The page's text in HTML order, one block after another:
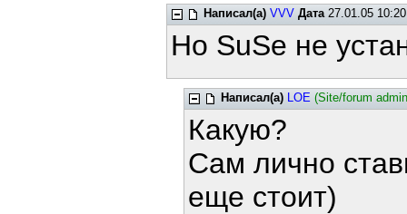
Написал(а) VVV Дата27.01.05 10:20
Но SuSe не
Написал(а) LOE (Site/forum
Какую?
Сам лично
еще стоит)